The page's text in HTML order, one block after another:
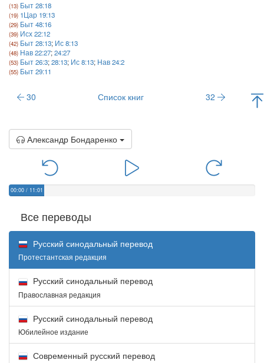
Быт 28:18
1Цар 19:13
Быт 48:16
Исх 22:12
Быт 28:13; Ис 8:13
Нав 22:27;24:27
Быт 26:3;28:13; Ис 8:13; Нав 24:2
Быт 29:11
30 Список книг 32
Александр Бондаренко
00:00 / 11:01
Все переводы
Русский синодальный перевод
Протестантская редакция
Русский синодальный перевод
Православная редакция
Русский синодальный перевод
Юбилейное издание
Современный русский перевод